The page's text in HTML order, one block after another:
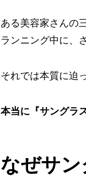
ある美容家さんの
ランニング中に、
それでは本質に迫
本当に『サングラ
なぜサン